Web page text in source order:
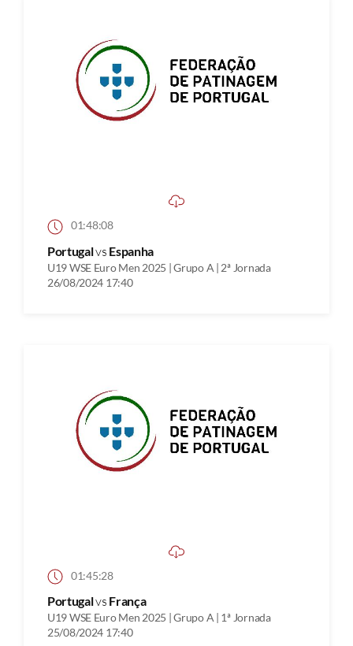
01:48:08
Portugalvs Espanha
U19 WSE Euro Men 2025 | Grupo A | 2ª Jornada
26/08/2024 17:40
01:45:28
Portugalvs França
U19 WSE Euro Men 2025 | Grupo A | 1ª Jornada
25/08/2024 17:40